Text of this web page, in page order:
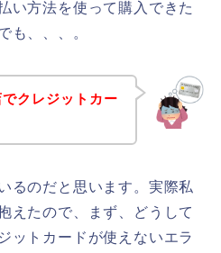
い方法を使って購入できた
も、、、。
クレジットカー
るのだと思います。実際私
えたので、まず、どうして
ットカードが使えないエラ